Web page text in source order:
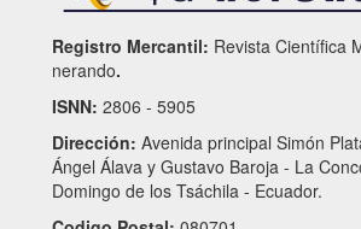
Registro Mercantil: Revista Científica
nerando.
ISNN: 2806 - 5905
Dirección: Avenida principal Simón
Ángel Álava y Gustavo Baroja - La
Domingo de los Tsáchila - Ecuador.